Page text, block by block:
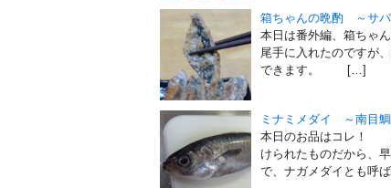
箱ちゃんの晩酌 ～サバ
本日は番外編、箱ちゃ
尾手に入れたのですが
できます。 […]
ミナミメダイ ～南目
本日のお品はコレ！
けられたものだから、
で、ナガメダイとも呼